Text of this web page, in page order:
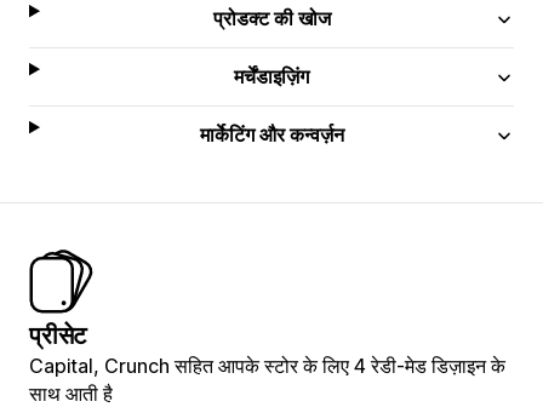
प्रोडक्ट की खोज
मर्चेंडाइज़िंग
मार्केटिंग और कन्वर्ज़न
प्रीसेट
Capital, Crunch सहित आपके स्टोर के लिए 4 रेडी-मेड डिज़ाइन के
साथ आती है